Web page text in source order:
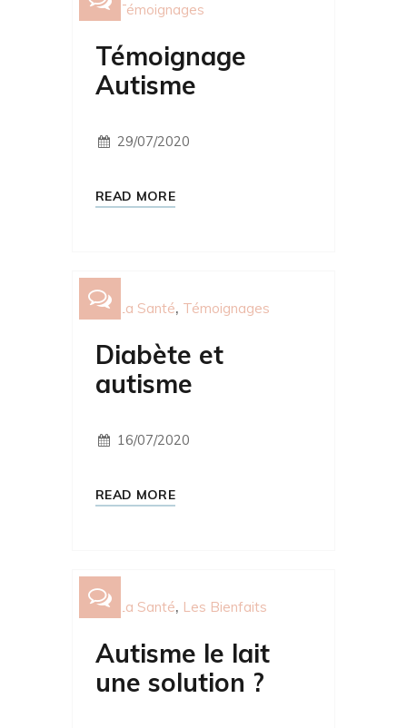
Témoignages
Témoignage
Autisme
29/07/2020
READ MORE
La Santé Témoignages
Diabète et
autisme
16/07/2020
READ MORE
La Santé Les Bienfaits
Autisme le lait
une solution ?